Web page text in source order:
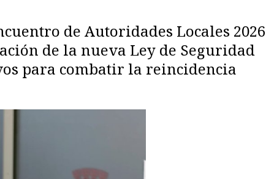
de Autoridades Locales 2026
de la nueva Ley de Seguridad
para combatir la reincidencia